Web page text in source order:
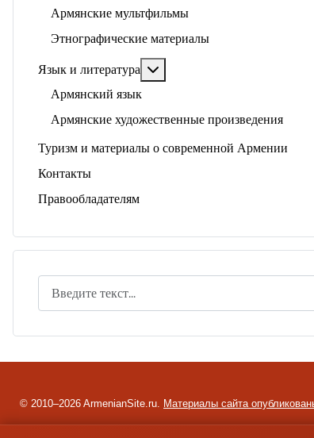
Армянские мультфильмы
Этнографические материалы
Язык и литература
Армянский язык
Армянские художественные произведения
Туризм и материалы о современной Армении
Контакты
Правообладателям
© 2010–2026 ArmenianSite.ru. Материалы сайта